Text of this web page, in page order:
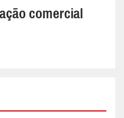
comercial